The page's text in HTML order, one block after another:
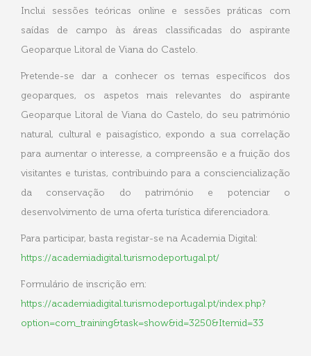
Inclui sessões teóricas online e sessões práticas com
saídas de campo às áreas classificadas do aspirante
Geoparque Litoral de Viana do Castelo.
Pretende-se dar a conhecer os temas específicos dos
geoparques, os aspetos mais relevantes do aspirante
Geoparque Litoral de Viana do Castelo, do seu património
natural, cultural e paisagístico, expondo a sua correlação
para aumentar o interesse, a compreensão e a fruição dos
visitantes e turistas, contribuindo para a consciencialização
da conservação do património e potenciar o
desenvolvimento de uma oferta turística diferenciadora.
Para participar, basta registar-se na Academia Digital:
https://academiadigital.turismodeportugal.pt/
Formulário de inscrição em:
https://academiadigital.turismodeportugal.pt/index.php?
option=com_training&task=show&id=3250&Itemid=33